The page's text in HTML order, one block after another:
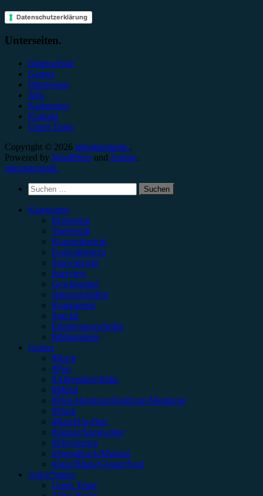
Datenschutzerklärung
Unterseiten.
Datenschutz
Genres
Impressum
Jobs
Kategorien
Kontakt
Unser Team
Copyright © 2026 minutenmusik..
Powered by WordPress und Arouse.
minutenmusik.
Suchen
nach:
Kategorien
Rezension
Vorbericht
Konzertbericht
Festivalbericht
Showbericht
Interview
Gewinnspiel
Jahresrückblick
Kommentar
Special
Erinnerungswürdig
Bildergalerie
Genres
#Rock
#Pop
#Alternative/Indie
#Metal
#Post-Hardcore/Hardcore/Metalcore
#Punk
#Rap/Hip-Hop
#Singer/Songwriter
#Electronica
#Soundtrack/Musical
#Jazz/Blues/Gospel/Soul
Autor*innen
Unser Team